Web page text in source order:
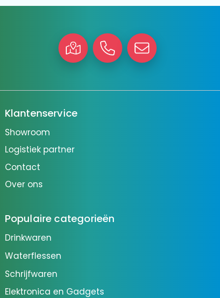
Klantenservice
Showroom
Logistiek partner
Contact
Over ons
Populaire categorieën
Drinkwaren
Waterflessen
Schrijfwaren
Elektronica en Gadgets